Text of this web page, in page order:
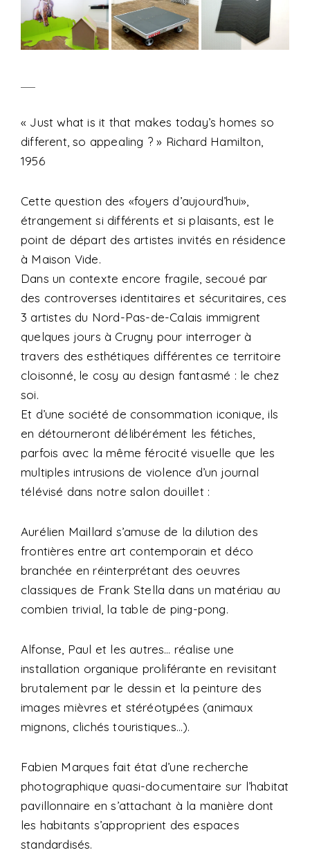
« Just what is it that makes today’s homes so
different, so appealing ? » Richard Hamilton,
1956
Cette question des «foyers d’aujourd’hui»,
étrangement si différents et si plaisants, est le
point de départ des artistes invités en résidence
à Maison Vide.
Dans un contexte encore fragile, secoué par
des controverses identitaires et sécuritaires, ces
3 artistes du Nord-Pas-de-Calais immigrent
quelques jours à Crugny pour interroger à
travers des esthétiques différentes ce territoire
cloisonné, le cosy au design fantasmé : le chez
soi.
Et d’une société de consommation iconique, ils
en détourneront délibérément les fétiches,
parfois avec la même férocité visuelle que les
multiples intrusions de violence d’un journal
télévisé dans notre salon douillet :
Aurélien Maillard s’amuse de la dilution des
frontières entre art contemporain et déco
branchée en réinterprétant des oeuvres
classiques de Frank Stella dans un matériau au
combien trivial, la table de ping-pong.
Alfonse, Paul et les autres… réalise une
installation organique proliférante en revisitant
brutalement par le dessin et la peinture des
images mièvres et stéréotypées (animaux
mignons, clichés touristiques…).
Fabien Marques fait état d’une recherche
photographique quasi-documentaire sur l’habitat
pavillonnaire en s’attachant à la manière dont
les habitants s’approprient des espaces
standardisés.